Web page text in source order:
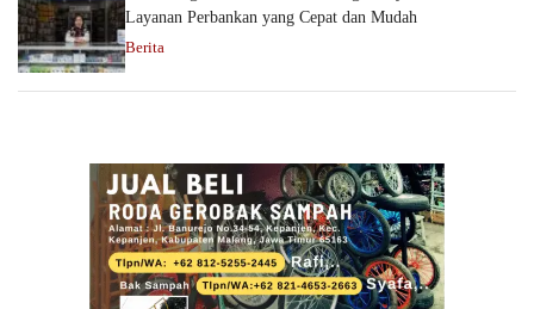
Layanan Perbankan yang Cepat dan Mudah
Berita